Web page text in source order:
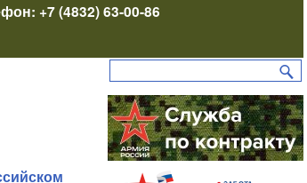
+7 (4832) 63-00-86